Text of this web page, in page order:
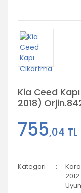
Kia Ceed
2018)
755,04 TL
Kategori